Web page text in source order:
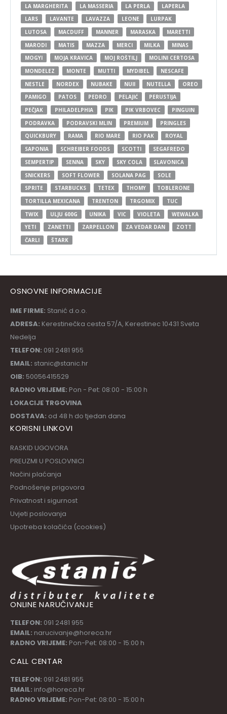
LA MARGHERITA
LA MASSERIA LA PERLA
LAPERLA
LARS
LAVANTE LAVAZZA LEONE
LURPAK
LUTOSA
MACDUFF MANNER MARASKA
MARETTI
MARODI
MATIS MAZZA MERCI MILKA
MINAS
MOGYI
MOJA KRAVICA MOJ ROŠTILJ
MOLINI CERTOSA
MONDELEZ
MONTE MUTTI MYDIBEL
NESCAFE
NESTLE
NORDEX NUBAKE NUII NUTELLA
OREO
PAMIGO
PATOS PEDRO PELAJIĆ
PERUSTIJA
PEČJAK
PHILADELPHIA PIK PIK VRBOVEC
PINGUIN
PODRAVKA
PODRAVSKI MLIN PREMIUM
PRINGLES
QUICKBURY
RAMA RIO MARE RIO PAK
ROYAL
SAPONIA
SCHREIBER FOODS SCOTTI
SEGAFREDO
SEMPERTIP
SENNA SKY SKY COLA
SLAVONICA
SNICKERS
SOFT FLOWER SOLANA PAG
SOLE
SPRITE
STARBUCKS TETEX THOMY
TOBLERONE
TORTILLA MEXICANA
TRENTON TRGOMIX
TUC
TWIX
ULJU 600G UNIKA VIC VIOLETA
WEWALKA
YETI
ZANETTI ZARPELLON ZA VEDAR DAN
ZOTT
ČARLI
ŠTARK
OSNOVNE INFORMACIJE
IME FIRME: Stanić d.o.o.
ADRESA: Kerestinečka cesta 57/A, Kerestinec 10431 Sveta
Nedelja
TELEFON: 091 2481 955
EMAIL: stanic@stanic.hr
OIB: 50056415529
RADNO VRIJEME: Pon - Pet: 08:00 - 15:00 h
LOKACIJE TRGOVINA
DOSTAVA: od 48 h do tjedan dana
KORISNI LINKOVI
RASKID UGOVORA
PREUZMI U POSLOVNICI
Načini plaćanja
Podnošenje prigovora
Privatnost i sigurnost
Uvjeti poslovanja
Upotreba kolačića (cookies)
ONLINE NARUČIVANJE
TELEFON: 091 2481 955
EMAIL: narucivanje@horeca.hr
RADNO VRIJEME: Pon-Pet: 08:00 - 15:00 h
CALL CENTAR
TELEFON: 091 2481 955
EMAIL: info@horeca.hr
RADNO VRIJEME: Pon-Pet: 08:00 - 15:00 h